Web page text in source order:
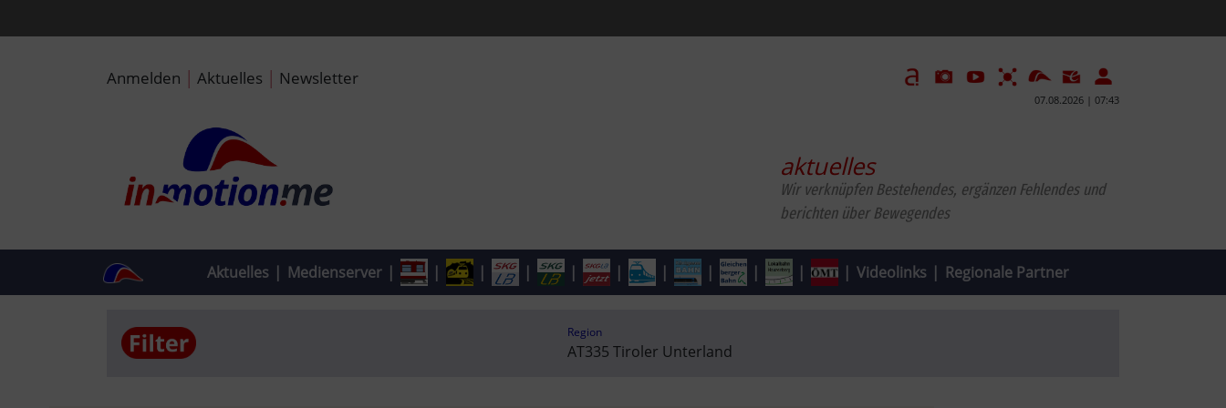
Anmelden | Aktuelles | Newsletter
07.08.2026 | 07:43
aktuelles
Wir verknüpfen Bestehendes, ergänzen Fehlendes und
berichten über Bewegendes
Aktuelles | Medienserver | | | | | | | | | | | Videolinks | Regionale Partner
Region
AT335 Tiroler Unterland